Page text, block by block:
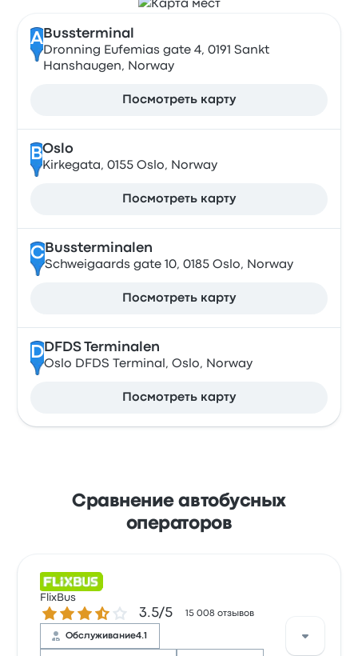
A Bussterminal
Dronning Eufemias gate 4, 0191 Sankt
Hanshaugen, Norway
Посмотреть карту
BOslo
Kirkegata, 0155 Oslo, Norway
Посмотреть карту
CBussterminalen
Schweigaards gate 10, 0185 Oslo, Norway
Посмотреть карту
DDFDS Terminalen
Oslo DFDS Terminal, Oslo, Norway
Посмотреть карту
Сравнение автобусных
операторов
FlixBus
Количество звезд: 3.5 из 5
3.5/5 15 008 отзывов
Обслуживание4.1